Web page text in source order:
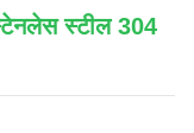
स्टील 304